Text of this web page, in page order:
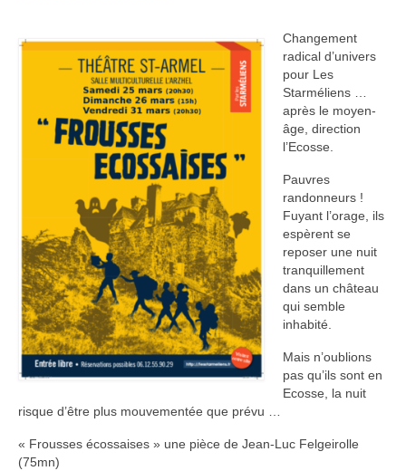
2022 – Fricotage et coquillettes
2021 – Bang public
2020 – Sincère à rien
2019 – Appelez-moi bichette !
2018 – Bandit chéri
2017 – Frousses écossaises
2016 – Oyez ? Oh, yé !
2015 – Et Dieu créa les fans
2014 – Une vie de passage
Changement
radical d’univers
pour Les
Starméliens …
après le moyen-
âge, direction
l’Ecosse.
Pauvres
randonneurs !
Fuyant l’orage, ils
espèrent se
reposer une nuit
tranquillement
dans un château
qui semble
inhabité.
Mais n’oublions
pas qu’ils sont en
Ecosse, la nuit
risque d’être plus mouvementée que prévu …
« Frousses écossaises » une pièce de Jean-Luc Felgeirolle
(75mn)